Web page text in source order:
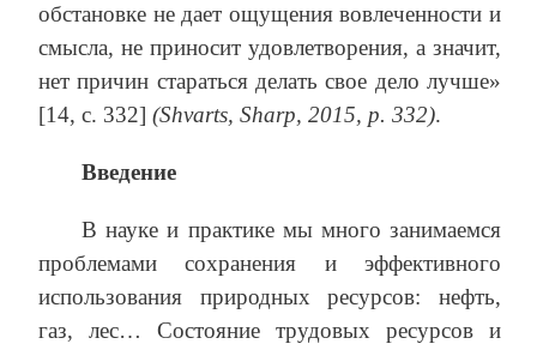
обстановке не дает ощущения вовлеченности и
смысла, не приносит удовлетворения, а значит,
нет причин стараться делать свое дело лучше»
[14, с. 332] (Shvarts, Sharp, 2015, р. 332).
Введение
В науке и практике мы много занимаемся
проблемами сохранения и эффективного
использования природных ресурсов: нефть,
газ, лес… Состояние трудовых ресурсов и